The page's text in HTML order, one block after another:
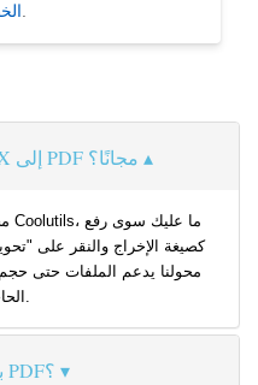
.
كيف يمكنني تحويل ملف XLTX إلى PDF مجانًا؟
الحاجة للتسجيل أو تثبيت أي برامج إضافية.
كيف أحفظ ملف XLTX بصيغة PDF؟